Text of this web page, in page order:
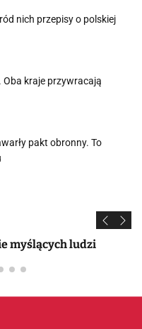
nich przepisy o polskiej
Oba kraje przywracają
pakt obronny. To
myślących ludzi